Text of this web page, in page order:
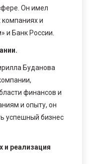
Он имел
и
и Банк России.
Буданова
финансов и
и опыту, он
успешный бизнес
и реализация